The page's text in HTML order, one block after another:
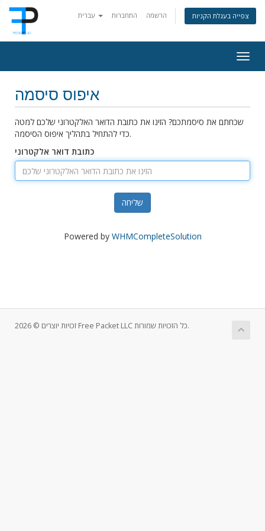
התחברות הרשמה צפייה בעגלת הקניות
איפוס סיסמה
שכחתם את סיסמתכם? הזינו את כתובת הדואר האלקטרוני שלכם למטה
כדי להתחיל בתהליך איפוס הסיסמה.
כתובת דואר אלקטרוני
שליחה
Powered by WHMCompleteSolution
זכויות יוצרים © 2026 Free Packet LLC כל הזכויות שמורות.